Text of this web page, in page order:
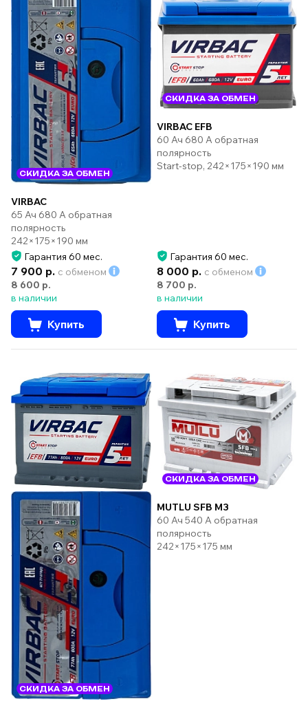
СКИДКА ЗА ОБМЕН
VIRBAC
65 Ач 680 А обратная
полярность
242×175×190 мм
Гарантия 60 мес.
7 900 р. с обменом
8 600 р.
в наличии
Купить
СКИДКА ЗА ОБМЕН
VIRBAC EFB
60 Ач 680 А обратная
полярность
Start-stop, 242×175×190 мм
Гарантия 60 мес.
8 000 р. с обменом
8 700 р.
в наличии
Купить
СКИДКА ЗА ОБМЕН
СКИДКА ЗА ОБМЕН
MUTLU SFB M3
60 Ач 540 А обратная
полярность
242×175×175 мм